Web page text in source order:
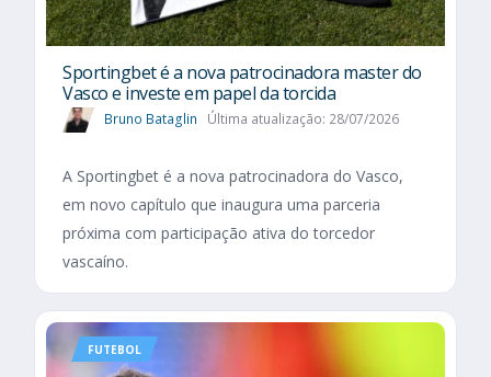
Sportingbet é a nova patrocinadora master do
Vasco e investe em papel da torcida
Bruno Bataglin Última atualização: 28/07/2026
A Sportingbet é a nova patrocinadora do Vasco,
em novo capítulo que inaugura uma parceria
próxima com participação ativa do torcedor
vascaíno.
FUTEBOL